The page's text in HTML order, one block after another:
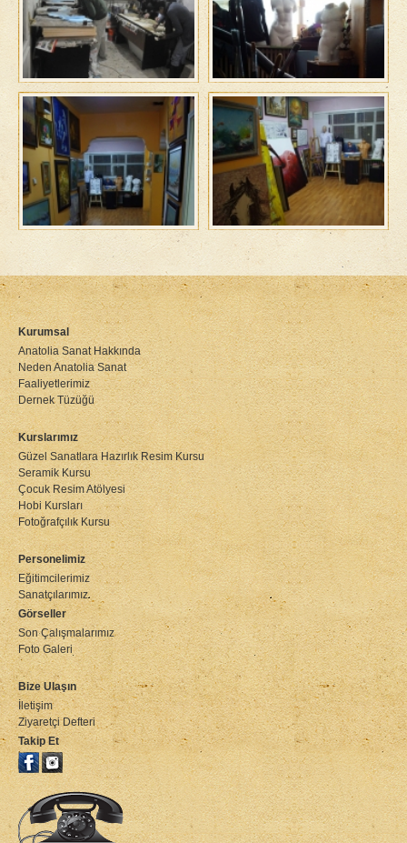
Kurumsal
Anatolia Sanat Hakkında
Neden Anatolia Sanat
Faaliyetlerimiz
Dernek Tüzüğü
Kurslarımız
Güzel Sanatlara Hazırlık Resim Kursu
Seramik Kursu
Çocuk Resim Atölyesi
Hobi Kursları
Fotoğrafçılık Kursu
Personelimiz
Eğitimcilerimiz
Sanatçılarımız
Görseller
Son Çalışmalarımız
Foto Galeri
Bize Ulaşın
İletişim
Ziyaretçi Defteri
Takip Et